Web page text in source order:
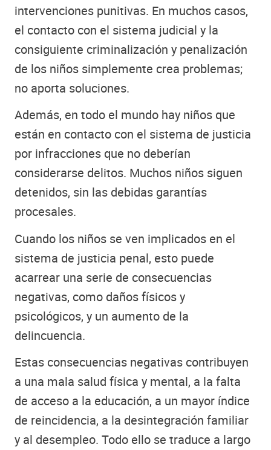
intervenciones punitivas. En muchos casos,
el contacto con el sistema judicial y la
consiguiente criminalización y penalización
de los niños simplemente crea problemas;
no aporta soluciones.
Además, en todo el mundo hay niños que
están en contacto con el sistema de justicia
por infracciones que no deberían
considerarse delitos. Muchos niños siguen
detenidos, sin las debidas garantías
procesales.
Cuando los niños se ven implicados en el
sistema de justicia penal, esto puede
acarrear una serie de consecuencias
negativas, como daños físicos y
psicológicos, y un aumento de la
delincuencia.
Estas consecuencias negativas contribuyen
a una mala salud física y mental, a la falta
de acceso a la educación, a un mayor índice
de reincidencia, a la desintegración familiar
y al desempleo. Todo ello se traduce a largo